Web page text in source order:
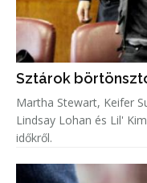
Sztárok
Martha Stewart, Keifer
Lindsay Lohan és Lil'
időkről.